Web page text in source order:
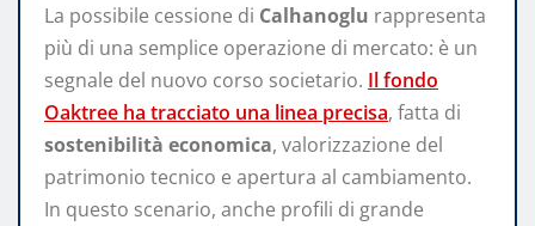
La possibile cessione di Calhanoglu rappresenta
più di una semplice operazione di mercato: è un
segnale del nuovo corso societario. Il fondo
Oaktree ha tracciato una linea precisa, fatta di
sostenibilità economica, valorizzazione del
patrimonio tecnico e apertura al cambiamento.
In questo scenario, anche profili di grande